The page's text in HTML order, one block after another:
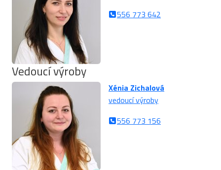
556 773 642
Vedoucí výroby
Xénia Zichalová
vedoucí výroby
556 773 156